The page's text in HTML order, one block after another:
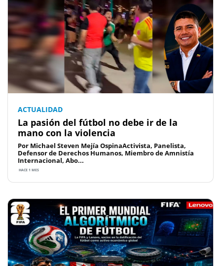
ACTUALIDAD
La pasión del fútbol no debe ir de la
mano con la violencia
Por Michael Steven Mejía OspinaActivista, Panelista,
Defensor de Derechos Humanos, Miembro de Amnistía
Internacional, Abo...
HACE 1 MES